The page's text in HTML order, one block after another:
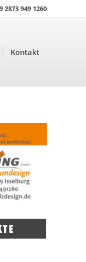
949 1260
Kontakt